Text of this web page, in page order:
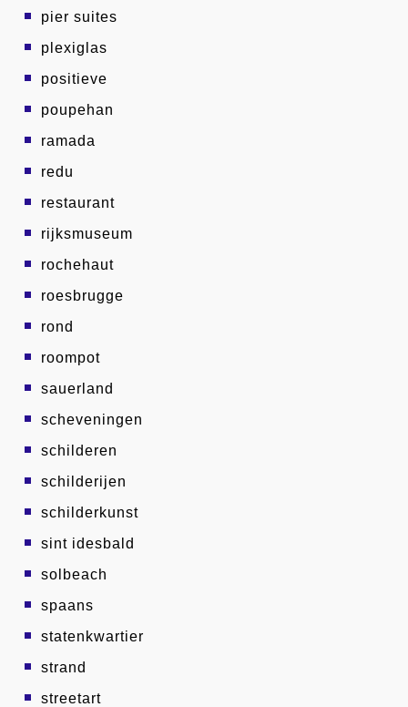
pier suites
plexiglas
positieve
poupehan
ramada
redu
restaurant
rijksmuseum
rochehaut
roesbrugge
rond
roompot
sauerland
scheveningen
schilderen
schilderijen
schilderkunst
sint idesbald
solbeach
spaans
statenkwartier
strand
streetart